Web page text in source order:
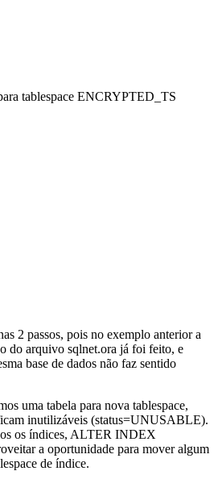
tablespace ENCRYPTED_TS
2 passos, pois no exemplo anterior a
do arquivo sqlnet.ora já foi feito, e
base de dados não faz sentido
uma tabela para nova tablespace,
inutilizáveis (status=UNUSABLE).
os índices, ALTER INDEX
a oportunidade para mover algum
de índice.